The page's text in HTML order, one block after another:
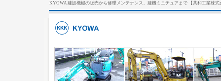
KYOWA 建設機械の販売から修理メンテナンス、建機ミニチュアまで 【共和工業株式